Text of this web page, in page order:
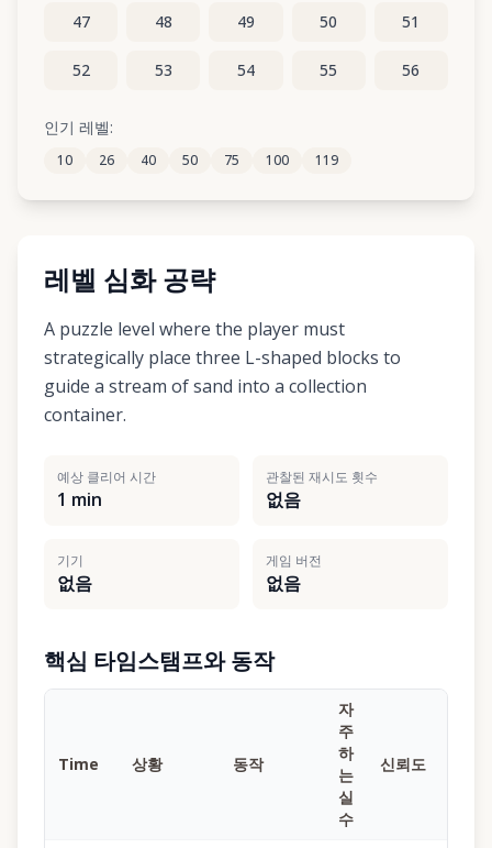
47 48 49 50 51
52 53 54 55 56
57
62 63 64 65
인기 레벨:
10 26 40 50 75 100 119
레벨 심화 공략
A puzzle level where the player must
strategically place three L-shaped blocks to
guide a stream of sand into a collection
container.
예상 클리어 시간
1 min
관찰된 재시도 횟수
없음
기기
없음
게임 버전
없음
핵심 타임스탬프와 동작
Time 상황 동작
자
주
하
는
실
수
신뢰도